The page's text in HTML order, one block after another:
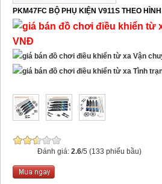
PKM47FC BỘ PHỤ KIỆN V911S THEO HÌNH
VNĐ
Vận
Tình
Đánh giá:2.6/5 (133 phiếu bầu)